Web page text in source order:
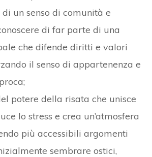
un senso di comunità e
di far parte di una
che difende diritti e valori
il senso di appartenenza e
potere della risata che unisce
lo stress e crea un’atmosfera
più accessibili argomenti
sembrare ostici,